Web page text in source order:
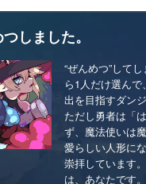
しました。
“ぜんめつ”して
ら1人だけ選ん
出を目指すダン
ただし勇者は「
ず、魔法使いは
愛らしい人形に
崇拝しています
は、あなたです。